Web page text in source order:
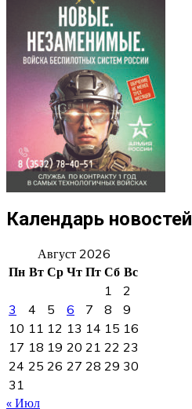
Календарь новостей
Август 2026
Пн Вт Ср Чт Пт Сб Вс
1
2
3
4 5 6 7 8
9
10 11 12 13 14 15 16
17 18 19 20 21 22 23
24 25 26 27 28 29 30
31
« Июл